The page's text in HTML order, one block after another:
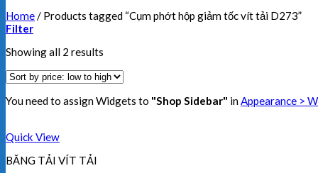
Home/ Products tagged “Cụm phớt hộp giảm tốc vít tải D273”
Filter
Showing all 2 results
You need to assign Widgets to "Shop Sidebar" inAppearance >
Quick View
BĂNG TẢI VÍT TẢI